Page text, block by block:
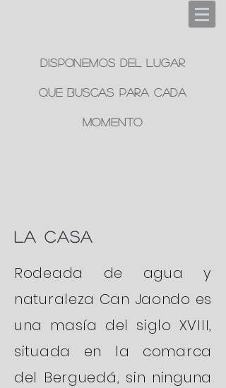
Disponemos del lugar
que buscas para cada
momento
la casa
Rodeada de agua y
naturaleza Can Jaondo es
una masía del siglo XVIII,
situada en la comarca
del Berguedá, sin ninguna